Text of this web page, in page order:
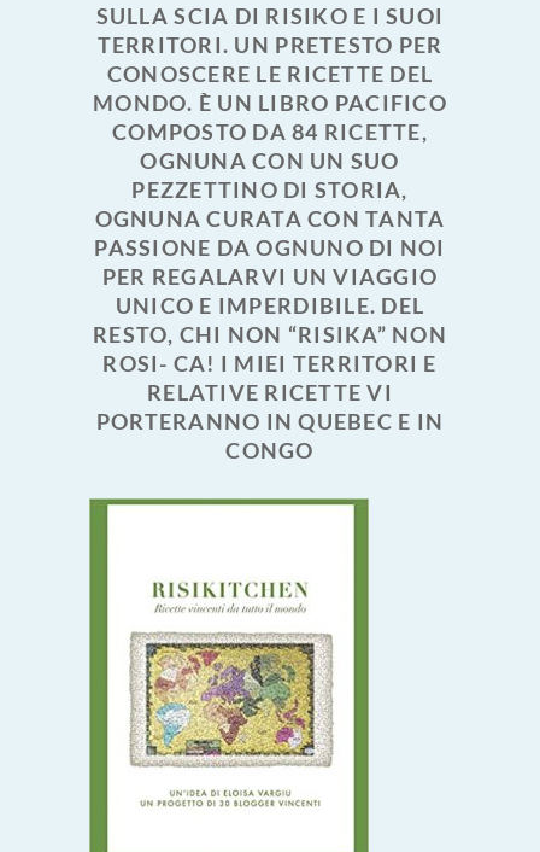
SULLA SCIA DI RISIKO E I SUOI
TERRITORI. UN PRETESTO PER
CONOSCERE LE RICETTE DEL
MONDO. È UN LIBRO PACIFICO
COMPOSTO DA 84 RICETTE,
OGNUNA CON UN SUO
PEZZETTINO DI STORIA,
OGNUNA CURATA CON TANTA
PASSIONE DA OGNUNO DI NOI
PER REGALARVI UN VIAGGIO
UNICO E IMPERDIBILE. DEL
RESTO, CHI NON “RISIKA” NON
ROSI- CA! I MIEI TERRITORI E
RELATIVE RICETTE VI
PORTERANNO IN QUEBEC E IN
CONGO